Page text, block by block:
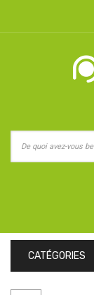
CATÉGORIES